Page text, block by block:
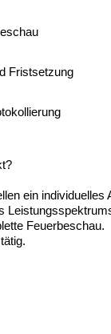
Fristsetzung
ein individuelles
Feuerbeschau.